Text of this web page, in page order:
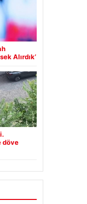
Alırdık’
döve